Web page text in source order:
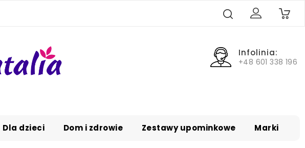
0
Infolinia:
+48 601 338 196
Dla dzieci Dom i zdrowie Zestawy upominkowe Marki